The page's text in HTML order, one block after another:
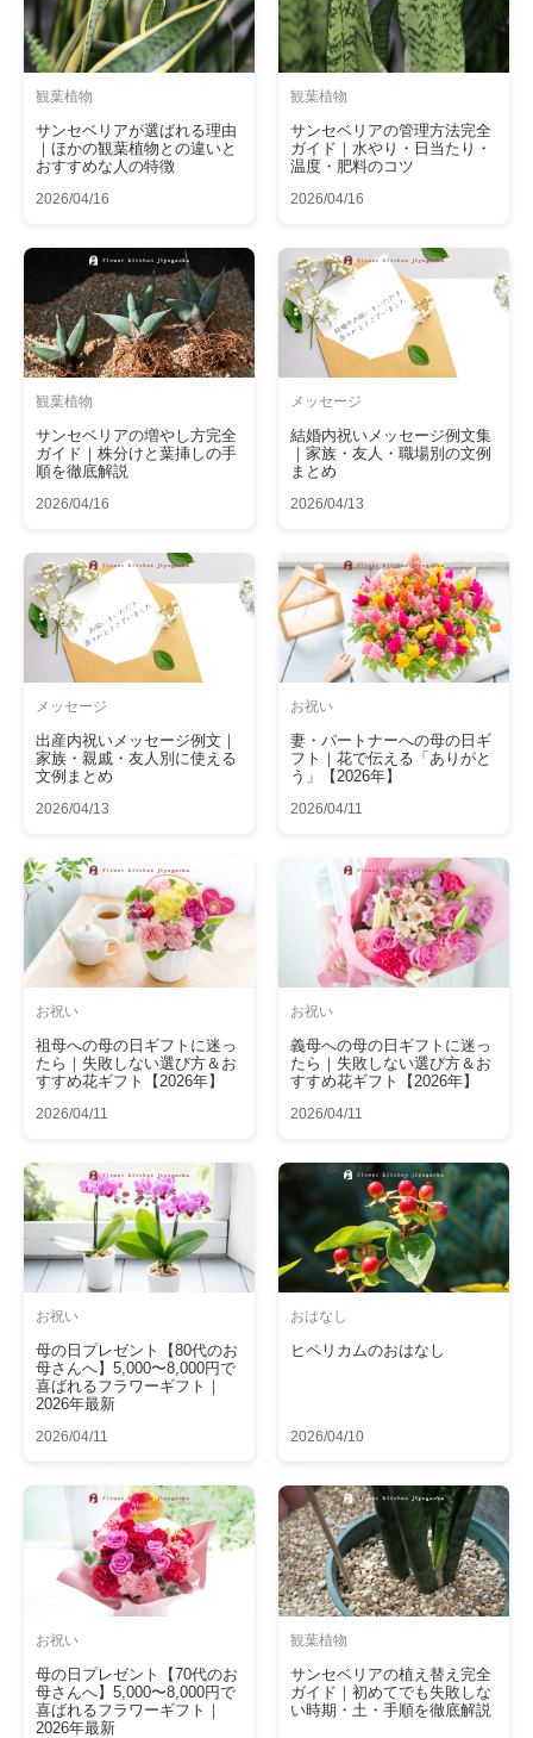
観葉植物
サンセベリアが選ばれる理由
｜ほかの観葉植物との違いと
おすすめな人の特徴
2026/04/16
観葉植物
サンセベリアの管理方法完全
ガイド｜水やり・日当たり・
温度・肥料のコツ
2026/04/16
観葉植物
サンセベリアの増やし方完全
ガイド｜株分けと葉挿しの手
順を徹底解説
2026/04/16
メッセージ
結婚内祝いメッセージ例文集
｜家族・友人・職場別の文例
まとめ
2026/04/13
メッセージ
出産内祝いメッセージ例文｜
家族・親戚・友人別に使える
文例まとめ
2026/04/13
お祝い
妻・パートナーへの母の日ギ
フト｜花で伝える「ありがと
う」【2026年】
2026/04/11
お祝い
祖母への母の日ギフトに迷っ
たら｜失敗しない選び方＆お
すすめ花ギフト【2026年】
2026/04/11
お祝い
義母への母の日ギフトに迷っ
たら｜失敗しない選び方＆お
すすめ花ギフト【2026年】
2026/04/11
お祝い
母の日プレゼント【80代のお
母さんへ】5,000〜8,000円で
喜ばれるフラワーギフト｜
2026年最新
2026/04/11
おはなし
ヒペリカムのおはなし
2026/04/10
お祝い
母の日プレゼント【70代のお
母さんへ】5,000〜8,000円で
喜ばれるフラワーギフト｜
2026年最新
観葉植物
サンセベリアの植え替え完全
ガイド｜初めてでも失敗しな
い時期・土・手順を徹底解説